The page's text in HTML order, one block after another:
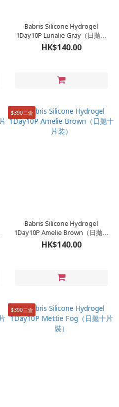
Babris Silicone Hydrogel
1Day10P Lunalie Gray（日拋十
片裝）
HK$140.00
$390三盒
Babris Silicone Hydrogel
1Day10P Amelie Brown（日拋十
片裝）
HK$140.00
$390三盒